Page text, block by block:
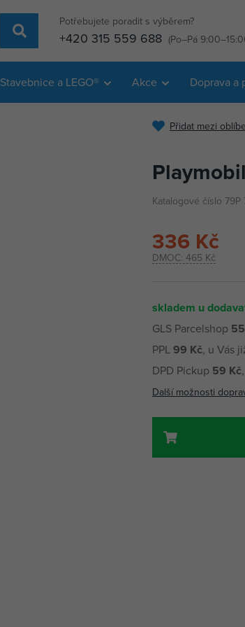
Potřebujete poradit s výběrem?
+420 315 559 688 (Po–Pá
Stavebnice a LEGO® Akce Doprava a
Přidat mezi
Katalogové číslo 79P
DMOC: 465 Kč
336 Kč
skladem u
GLS Parcelshop
PPL99 Kč, u Vás
DPD Pickup 59 Kč
Další možnosti